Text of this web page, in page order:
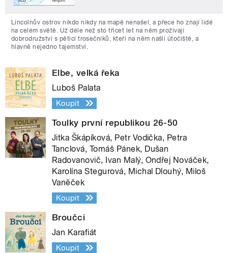
Lincolnův ostrov nikdo nikdy na mapě nenašel, a přece ho znají lidé
na celém světě. Už déle než sto třicet let na něm prožívají
dobrodružství s pěticí trosečníků, kteří na něm našli útočiště, a
hlavně nejedno tajemství.
Elbe, velká řeka
Luboš Palata
Koupit
Toulky první republikou 26-50
Jitka Škápíková, Petr Vodička, Petra
Tanclová, Tomáš Pánek, Dušan
Radovanovič, Ivan Malý, Ondřej Nováček,
Karolína Stegurová, Michal Dlouhý, Miloš
Vaněček
Koupit
Broučci
Jan Karafiát
Koupit